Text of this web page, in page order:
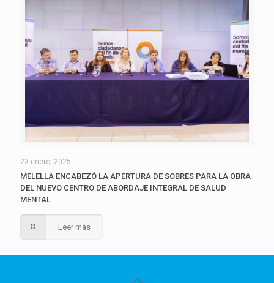
23 enero, 2025
MELELLA ENCABEZÓ LA APERTURA DE SOBRES PARA LA OBRA
DEL NUEVO CENTRO DE ABORDAJE INTEGRAL DE SALUD
MENTAL
Leer más